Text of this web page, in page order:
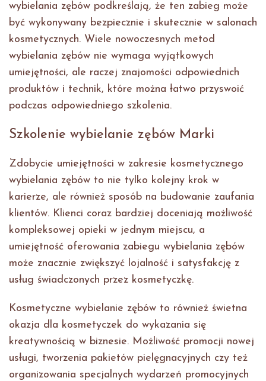
wybielania zębów podkreślają, że ten zabieg może
być wykonywany bezpiecznie i skutecznie w salonach
kosmetycznych. Wiele nowoczesnych metod
wybielania zębów nie wymaga wyjątkowych
umiejętności, ale raczej znajomości odpowiednich
produktów i technik, które można łatwo przyswoić
podczas odpowiedniego szkolenia.
Szkolenie wybielanie zębów Marki
Zdobycie umiejętności w zakresie kosmetycznego
wybielania zębów to nie tylko kolejny krok w
karierze, ale również sposób na budowanie zaufania
klientów. Klienci coraz bardziej doceniają możliwość
kompleksowej opieki w jednym miejscu, a
umiejętność oferowania zabiegu wybielania zębów
może znacznie zwiększyć lojalność i satysfakcję z
usług świadczonych przez kosmetyczkę.
Kosmetyczne wybielanie zębów to również świetna
okazja dla kosmetyczek do wykazania się
kreatywnością w biznesie. Możliwość promocji nowej
usługi, tworzenia pakietów pielęgnacyjnych czy też
organizowania specjalnych wydarzeń promocyjnych